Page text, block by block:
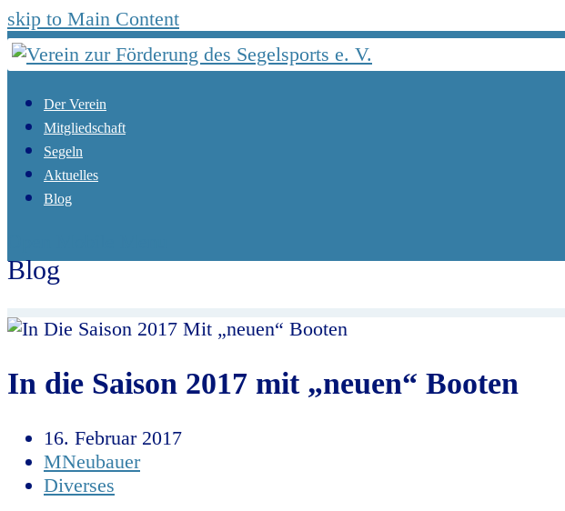
skip to Main Content
Der Verein
Mitgliedschaft
Segeln
Aktuelles
Blog
Blog
In die Saison 2017 mit „neuen“ Booten
16. Februar 2017
MNeubauer
Diverses